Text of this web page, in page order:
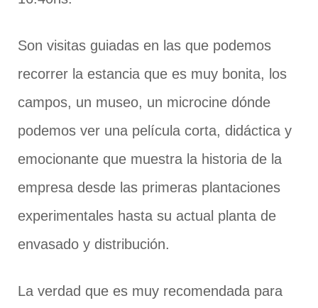
Son visitas guiadas en las que podemos
recorrer la estancia que es muy bonita, los
campos, un museo, un microcine dónde
podemos ver una película corta, didáctica y
emocionante que muestra la historia de la
empresa desde las primeras plantaciones
experimentales hasta su actual planta de
envasado y distribución.
La verdad que es muy recomendada para